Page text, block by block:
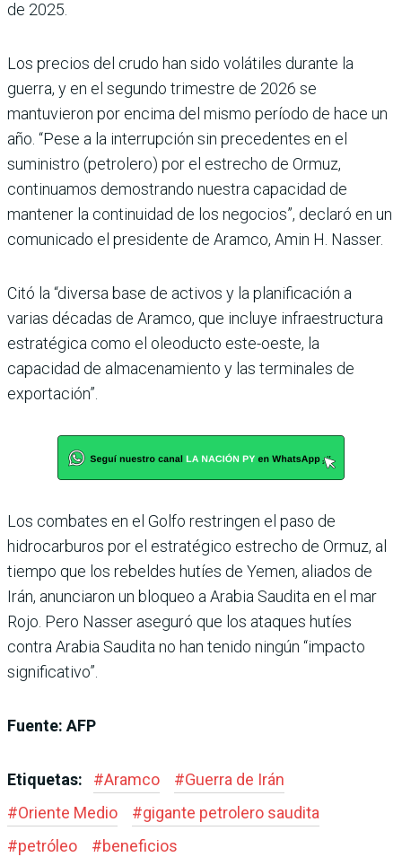
de 2025.
Los precios del crudo han sido volátiles durante la
guerra, y en el segundo trimestre de 2026 se
mantuvieron por encima del mismo período de hace un
año. “Pese a la interrupción sin precedentes en el
suministro (petrolero) por el estrecho de Ormuz,
continuamos demostrando nuestra capacidad de
mantener la continuidad de los negocios”, declaró en un
comunicado el presidente de Aramco, Amin H. Nasser.
Citó la “diversa base de activos y la planificación a
varias décadas de Aramco, que incluye infraestructura
estratégica como el oleoducto este-oeste, la
capacidad de almacenamiento y las terminales de
exportación”.
Los combates en el Golfo restringen el paso de
hidrocarburos por el estratégico estrecho de Ormuz, al
tiempo que los rebeldes hutíes de Yemen, aliados de
Irán, anunciaron un bloqueo a Arabia Saudita en el mar
Rojo. Pero Nasser aseguró que los ataques hutíes
contra Arabia Saudita no han tenido ningún “impacto
significativo”.
Fuente: AFP
Etiquetas: #Aramco #Guerra de Irán
#Oriente Medio #gigante petrolero saudita
#petróleo #beneficios